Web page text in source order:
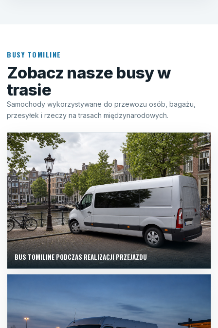
BUSY TOMILINE
Zobacz nasze busy w
trasie
Samochody wykorzystywane do przewozu osób, bagażu,
przesyłek i rzeczy na trasach międzynarodowych.
BUS TOMILINE PODCZAS REALIZACJI PRZEJAZDU